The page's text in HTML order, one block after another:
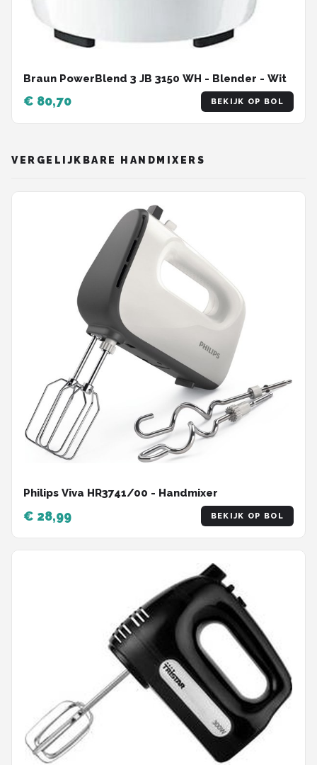
Braun PowerBlend 3 JB 3150 WH - Blender - Wit
€ 80,70 BEKIJK OP BOL
VERGELIJKBARE HANDMIXERS
Philips Viva HR3741/00 - Handmixer
€ 28,99 BEKIJK OP BOL